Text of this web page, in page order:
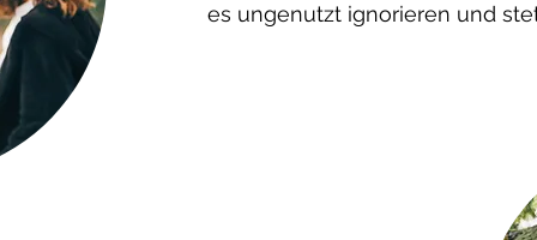
es ungenutzt ignorieren und